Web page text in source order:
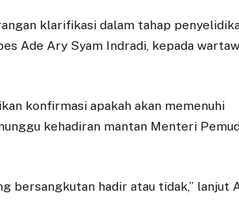
klarifikasi dalam tahap
Ade Ary Syam Indradi, kepada
konfirmasi apakah akan memenuhi
kehadiran mantan Menteri
bersangkutan hadir atau tidak,” lanjut